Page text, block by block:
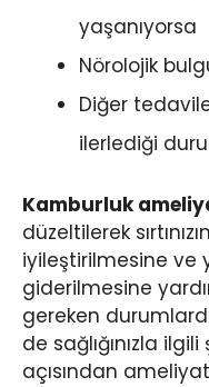
yaşanıyorsa
Nörolojik
Diğer
ilerlediği
Kamburluk
düzeltilerek
iyileştirilmesine ve
giderilmesine
gereken
de sağlığınızla
açısından